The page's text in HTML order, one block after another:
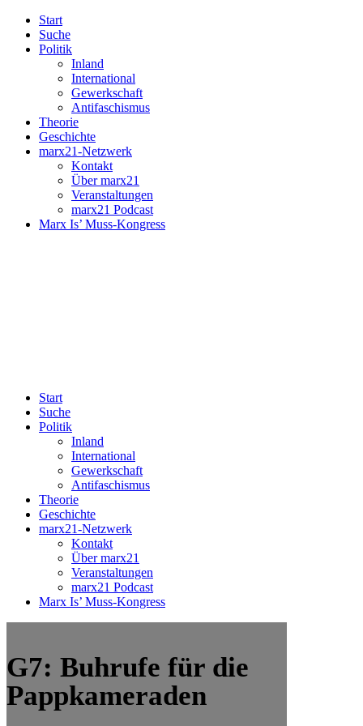
Start
Suche
Politik
Inland
International
Gewerkschaft
Antifaschismus
Theorie
Geschichte
marx21-Netzwerk
Kontakt
Über marx21
Veranstaltungen
marx21 Podcast
Marx Is’ Muss-Kongress
Start
Suche
Politik
Inland
International
Gewerkschaft
Antifaschismus
Theorie
Geschichte
marx21-Netzwerk
Kontakt
Über marx21
Veranstaltungen
marx21 Podcast
Marx Is’ Muss-Kongress
G7: Buhrufe für die
Pappkameraden